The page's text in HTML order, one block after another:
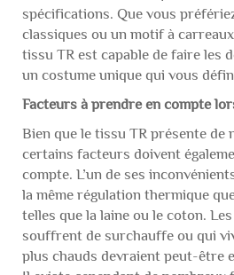
spécifications. Que vous
classiques ou un motif à
tissu TR est capable de faire les
un costume unique qui vous
Facteurs à prendre en compte
Bien que le tissu TR présente de
certains facteurs doivent
compte. L’un de ses
la même régulation thermique
telles que la laine ou le coton.
souffrent de surchauffe ou qui
plus chauds devraient peut-être